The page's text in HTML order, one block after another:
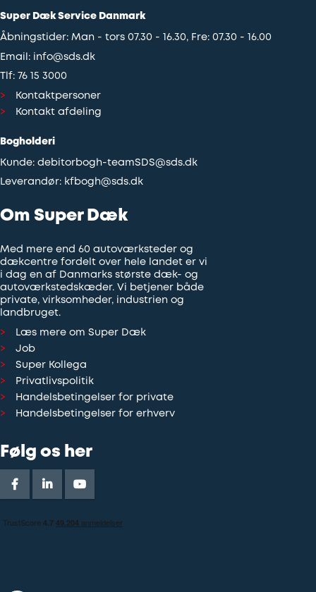
Super Dæk Service Danmark
Åbningstider: Man - tors 07.30 - 16.30, Fre: 07.30 - 16.00
Email: info@sds.dk
Tlf: 76 15 3000
Kontaktpersoner
Kontakt afdeling
Bogholderi
Kunde: debitorbogh-teamSDS@sds.dk
Leverandør: kfbogh@sds.dk
Om Super Dæk
Med mere end 60 autoværksteder og
dækcentre fordelt over hele landet er vi
i dag en af Danmarks største dæk- og
autoværkstedskæder. Vi betjener både
private, virksomheder, industrien og
landbruget.
Læs mere om Super Dæk
Job
Super Kollega
Privatlivspolitik
Handelsbetingelser for private
Handelsbetingelser for erhverv
Følg os her